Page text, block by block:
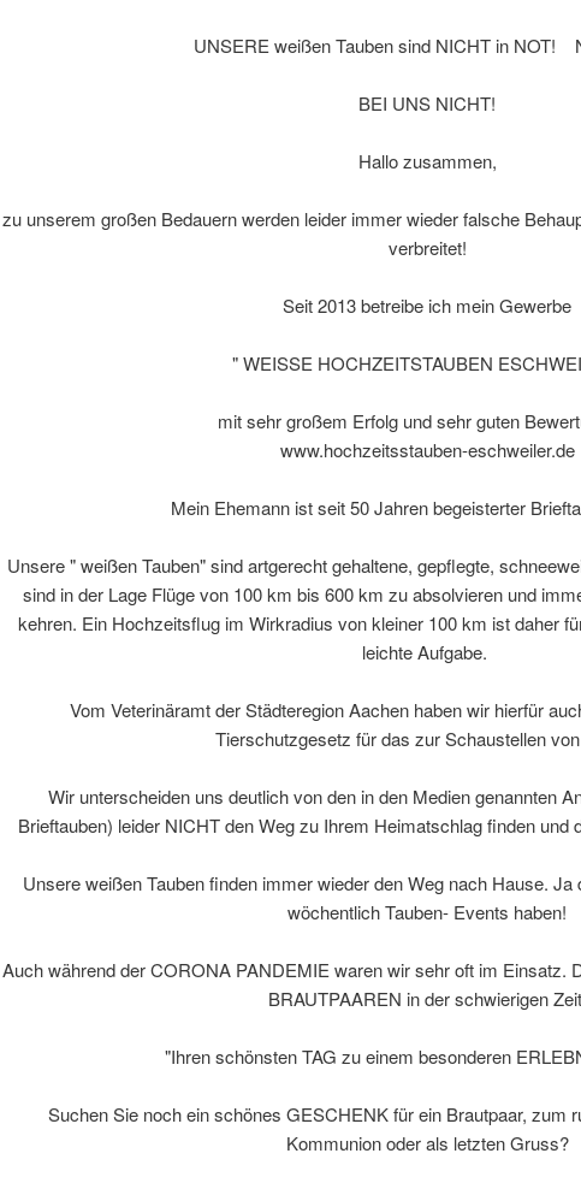
UNSERE weißen Tauben sind NICHT in
BEI UNS NICHT!
Hallo zusammen,
zu unserem großen Bedauern werden leider immer wieder falsche
verbreitet!
Seit 2013 betreibe ich mein Gewerbe
" WEISSE HOCHZEITSTAUBEN
mit sehr großem Erfolg und sehr guten
www.hochzeitsstauben-eschweiler.de
Mein Ehemann ist seit 50 Jahren begeisterter
Unsere " weißen Tauben" sind artgerecht gehaltene, gepflegte,
sind in der Lage Flüge von 100 km bis 600 km zu absolvieren und
kehren. Ein Hochzeitsflug im Wirkradius von kleiner 100 km ist daher
leichte Aufgabe.
Vom Veterinäramt der Städteregion Aachen haben wir hierfür
Tierschutzgesetz für das zur Schaustellen
Wir unterscheiden uns deutlich von den in den Medien genannten
Brieftauben) leider NICHT den Weg zu Ihrem Heimatschlag finden und
Unsere weißen Tauben finden immer wieder den Weg nach Hause.
wöchentlich Tauben- Events haben!
Auch während der CORONA PANDEMIE waren wir sehr oft im Einsatz.
BRAUTPAAREN in der schwierigen
"Ihren schönsten TAG zu einem besonderen
Suchen Sie noch ein schönes GESCHENK für ein Brautpaar, zum
Kommunion oder als letzten Gruss?